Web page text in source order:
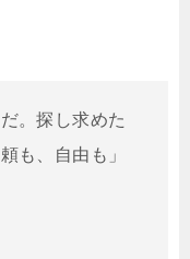
。探し求めた
も、自由も」